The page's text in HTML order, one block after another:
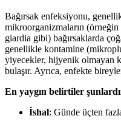
Bağırsak enfeksiyonu,
mikroorganizmaların
giardia gibi) bağırsaklarda
genellikle kontamine
yiyecekler, hijyenik olmayan
bulaşır. Ayrıca, enfekte
En yaygın belirtiler
İshal: Günde üçten